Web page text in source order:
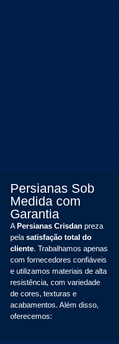
Persianas Sob
Medida com
Garantia
A Persianas Crisdan preza
pela satisfação total do
cliente. Trabalhamos apenas
com fornecedores confiáveis
e utilizamos materiais de alta
resistência, com variedade
de cores, texturas e
acabamentos. Além disso,
oferecemos: